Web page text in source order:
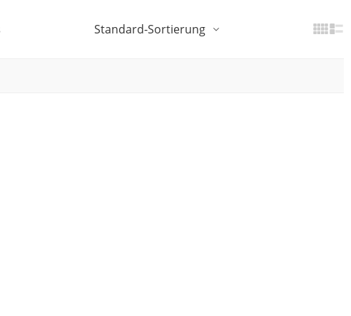
Standard-Sortierung